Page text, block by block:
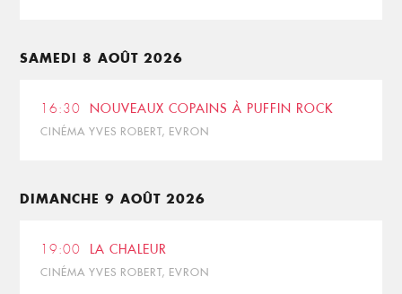
SAMEDI 8 AOÛT 2026
16:30 NOUVEAUX COPAINS À PUFFIN ROCK
CINÉMA YVES ROBERT, EVRON
DIMANCHE 9 AOÛT 2026
19:00 LA CHALEUR
CINÉMA YVES ROBERT, EVRON